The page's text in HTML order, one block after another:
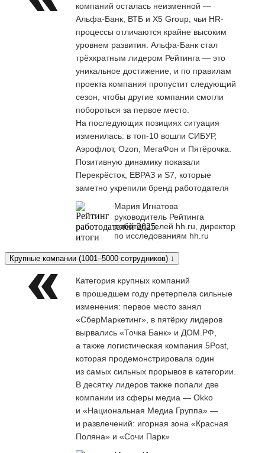
компаний осталась неизменной —
Альфа-Банк, ВТБ и X5 Group, чьи HR-
процессы отличаются крайне высоким
уровнем развития. Альфа-Банк стал
трёхкратным лидером Рейтинга — это
уникальное достижение, и по правилам
проекта компания пропустит следующий
сезон, чтобы другие компании смогли
побороться за первое место.
На последующих позициях ситуация
изменилась: в топ-10 вошли СИБУР,
Аэрофлот, Ozon, МегаФон и Пятёрочка.
Позитивную динамику показали
Перекрёсток, ЕВРАЗ и S7, которые
заметно укрепили бренд работодателя
Мария Игнатова
руководитель Рейтинга
работодателей hh.ru, директор
по исследованиям hh.ru
Крупные компании (1001–5000 сотрудников) ↓
Категория крупных компаний
в прошедшем году претерпела сильные
изменения: первое место занял
«СберМаркетинг», в пятёрку лидеров
вырвались «Точка Банк» и ДОМ.РФ,
а также логистическая компания 5Post,
которая продемонстрировала один
из самых сильных прорывов в категории.
В десятку лидеров также попали две
компании из сферы медиа — Okko
и «Национальная Медиа Группа» —
и развлечений: игорная зона «Красная
Поляна» и «Сочи Парк»